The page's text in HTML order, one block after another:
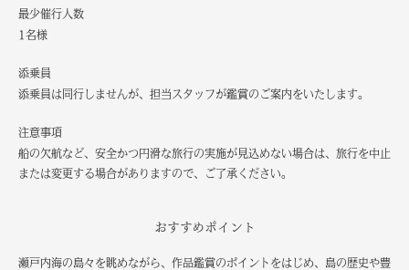
最少催行人数
1名様
添乗員
添乗員は同行しませんが、担当スタッフが鑑賞のご案内をいたします。
注意事項
船の欠航など、安全かつ円滑な旅行の実施が見込めない場合は、旅行を中止
または変更する場合がありますので、ご了承ください。
おすすめポイント
瀬戸内海の島々を眺めながら、作品鑑賞のポイントをはじめ、島の歴史や豊